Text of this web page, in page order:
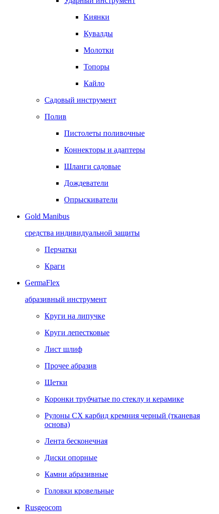
Киянки
Кувалды
Молотки
Топоры
Кайло
Садовый инструмент
Полив
Пистолеты поливочные
Коннекторы и адаптеры
Шланги садовые
Дождеватели
Опрыскиватели
Gold Manibus
средства индивидуальной защиты
Перчатки
Краги
GermaFlex
абразивный инструмент
Круги на липучке
Круги лепестковые
Лист шлиф
Прочее абразив
Щетки
Коронки трубчатые по стеклу и керамике
Рулоны CX карбид кремния черный (тканевая
основа)
Лента бесконечная
Диски опорные
Камни абразивные
Головки кровельные
Rusgeocom